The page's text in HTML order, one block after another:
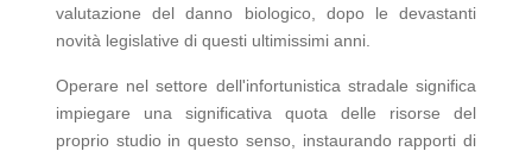
valutazione del danno biologico, dopo le devastanti
novità legislative di questi ultimissimi anni.
Operare nel settore dell'infortunistica stradale significa
impiegare una significativa quota delle risorse del
proprio studio in questo senso, instaurando rapporti di